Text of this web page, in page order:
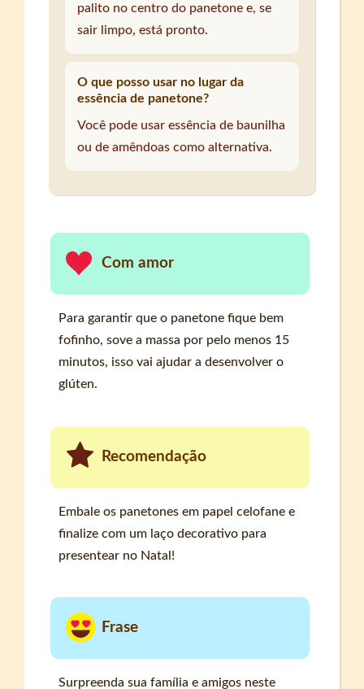
palito no centro do panetone e, se
sair limpo, está pronto.
O que posso usar no lugar da
essência de panetone?
Você pode usar essência de baunilha
ou de amêndoas como alternativa.
Com amor
Para garantir que o panetone fique bem
fofinho, sove a massa por pelo menos 15
minutos, isso vai ajudar a desenvolver o
glúten.
Recomendação
Embale os panetones em papel celofane e
finalize com um laço decorativo para
presentear no Natal!
Frase
Surpreenda sua família e amigos neste